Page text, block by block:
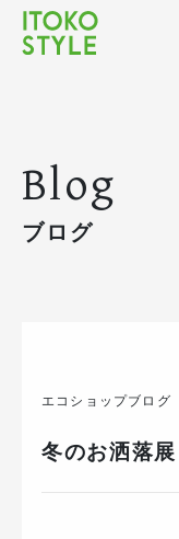
Blog
ブログ
エコショップブログ
冬のお洒落展